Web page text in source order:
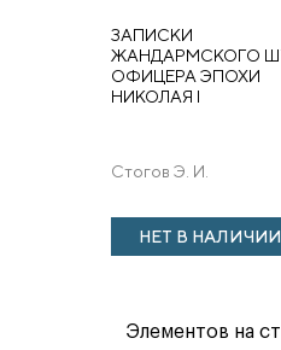
ЗАПИСКИ
ЖАНДАРМСКОГО
ОФИЦЕРА ЭПОХИ
НИКОЛАЯ I
Стогов Э. И.
НЕТ В НАЛИЧИИ
Элементов на